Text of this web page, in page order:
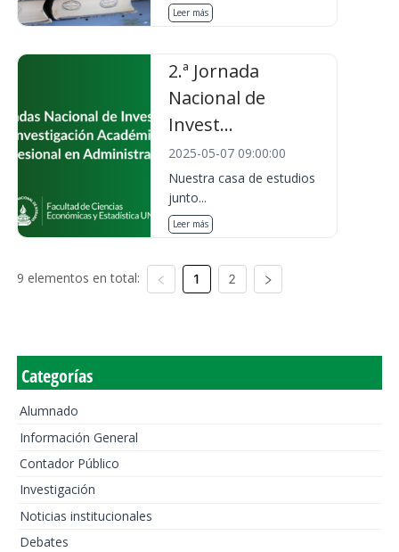
Leer más
2.ª Jornada
Nacional de
Invest...
2025-05-07 09:00:00
Nuestra casa de estudios
junto...
Leer más
9 elementos en total: 1 2
Categorías
Alumnado
Información General
Contador Público
Investigación
Noticias institucionales
Debates